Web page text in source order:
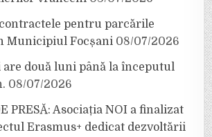
pentru parcările
Municipiul Focșani 08/07/2026
are două luni până la începutul
08/07/2026
PRESĂ: Asociația NOI a finalizat
Erasmus+ dedicat dezvoltării